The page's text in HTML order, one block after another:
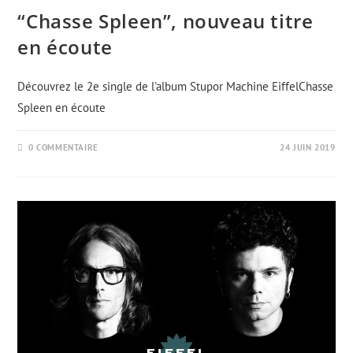
“Chasse Spleen”, nouveau titre
en écoute
Découvrez le 2e single de l'album Stupor Machine EiffelChasse
Spleen en écoute
0 COMMENTAIRE 24 JUIN 2019